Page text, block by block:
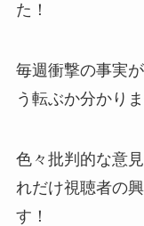
た！
毎週衝撃の事実
う転ぶか分かり
色々批判的な意
れだけ視聴者の
す！